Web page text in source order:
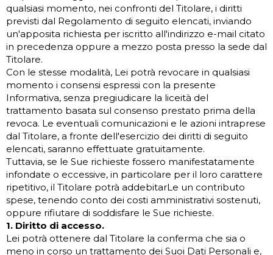
qualsiasi momento, nei confronti del Titolare, i diritti
previsti dal Regolamento di seguito elencati, inviando
un'apposita richiesta per iscritto all'indirizzo e-mail citato
in precedenza oppure a mezzo posta presso la sede dal
Titolare.
Con le stesse modalità, Lei potrà revocare in qualsiasi
momento i consensi espressi con la presente
Informativa, senza pregiudicare la liceità del
trattamento basata sul consenso prestato prima della
revoca. Le eventuali comunicazioni e le azioni intraprese
dal Titolare, a fronte dell'esercizio dei diritti di seguito
elencati, saranno effettuate gratuitamente.
Tuttavia, se le Sue richieste fossero manifestatamente
infondate o eccessive, in particolare per il loro carattere
ripetitivo, il Titolare potrà addebitarLe un contributo
spese, tenendo conto dei costi amministrativi sostenuti,
oppure rifiutare di soddisfare le Sue richieste.
1. Diritto di accesso.
Lei potrà ottenere dal Titolare la conferma che sia o
meno in corso un trattamento dei Suoi Dati Personali e,